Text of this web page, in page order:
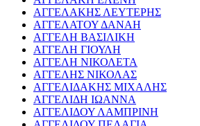
ΑΓΓΕΛΑΚΗΣ ΛΕΥΤΕΡΗΣ
ΑΓΓΕΛΑΤΟΥ ΔΑΝΑΗ
ΑΓΓΕΛΗ ΒΑΣΙΛΙΚΗ
ΑΓΓΕΛΗ ΓΙΟΥΛΗ
ΑΓΓΕΛΗ ΝΙΚΟΛΕΤΑ
ΑΓΓΕΛΗΣ ΝΙΚΟΛΑΣ
ΑΓΓΕΛΙΔΑΚΗΣ ΜΙΧΑΛΗΣ
ΑΓΓΕΛΙΔΗ ΙΩΑΝΝΑ
ΑΓΓΕΛΙΔΟΥ ΛΑΜΠΡΙΝΗ